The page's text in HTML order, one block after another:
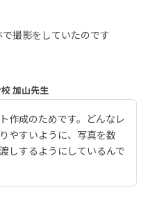
撮影をしていたのです
加山先生
作成のためです。どんなレ
やすいように、写真を数
しするようにしているんで